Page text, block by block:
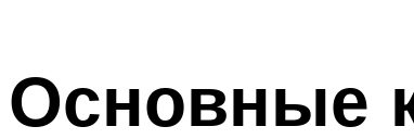
Основные